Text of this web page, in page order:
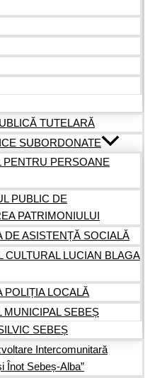
TUTELARĂ
SUBORDONATE
PENTRU PERSOANE
PUBLIC DE
PATRIMONIULUI
DE ASISTENȚĂ SOCIALĂ
CULTURAL LUCIAN BLAGA
POLIȚIA LOCALĂ
MUNICIPAL SEBEȘ
SEBEȘ
Intercomunitară
Înot Sebeș-Alba”